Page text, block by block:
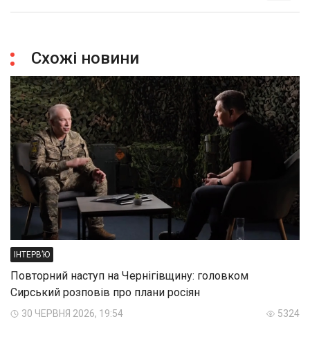
Схожі новини
ІНТЕРВ’Ю
Повторний наступ на Чернігівщину: головком
Сирський розповів про плани росіян
30 ЧЕРВНЯ 2026, 19:54 5324